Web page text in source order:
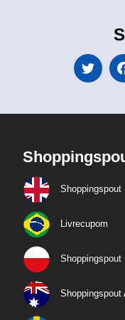
Shoppingspout
Livrecupom
Shoppingspout
Shoppingspout